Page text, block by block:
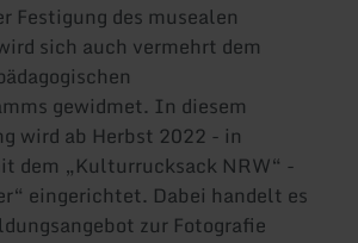
Festigung des musealen
sich auch vermehrt dem
gewidmet. In diesem
wird ab Herbst 2022 - in
dem „Kulturrucksack NRW“ -
eingerichtet. Dabei handelt es
zur Fotografie